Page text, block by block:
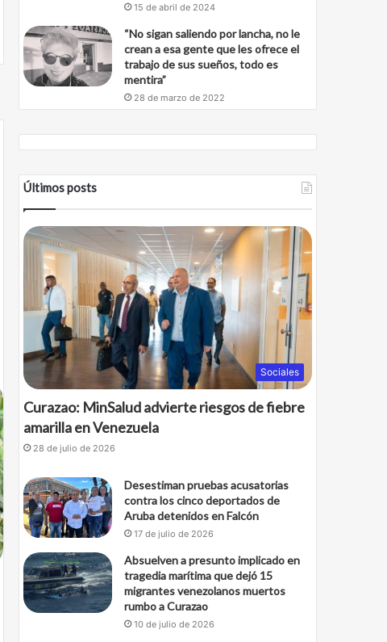
15 de abril de 2024
“No sigan saliendo por lancha, no le
crean a esa gente que les ofrece el
trabajo de sus sueños, todo es
mentira”
28 de marzo de 2022
Últimos posts
Sociales
Curazao: MinSalud advierte riesgos de fiebre
amarilla en Venezuela
28 de julio de 2026
Desestiman pruebas acusatorias
contra los cinco deportados de
Aruba detenidos en Falcón
17 de julio de 2026
Absuelven a presunto implicado en
tragedia marítima que dejó 15
migrantes venezolanos muertos
rumbo a Curazao
10 de julio de 2026